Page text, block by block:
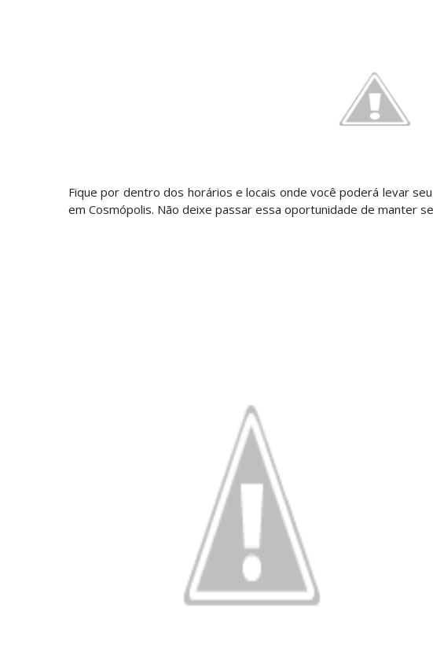
Fique por dentro dos horários e locais onde você poderá levar
em Cosmópolis. Não deixe passar essa oportunidade de manter